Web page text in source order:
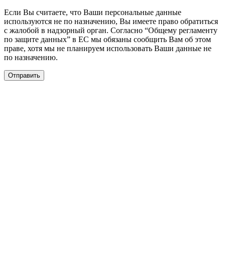
Если Вы считаете, что Ваши персональные данные
используются не по назначению, Вы имеете право обратиться
с жалобой в надзорный орган. Согласно “Общему регламенту
по защите данных” в ЕС мы обязаны сообщить Вам об этом
праве, хотя мы не планируем использовать Ваши данные не
по назначению.
Отправить